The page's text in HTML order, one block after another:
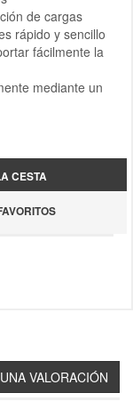
de cargas
rápido y sencillo
fácilmente la
mediante un
CESTA